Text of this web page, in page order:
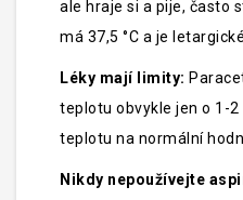
ale hraje si a pije, často
má 37,5 °C a je
Léky mají limity:
teplotu obvykle jen o 1-2
teplotu na normální
Nikdy nepoužívejte